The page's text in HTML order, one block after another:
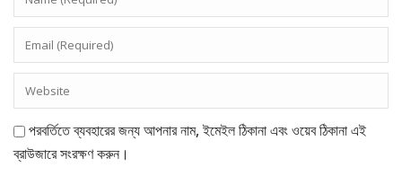
পরবর্তিতে ব্যবহারের জন্য আপনার নাম, ইমেইল ঠিকানা এবং ওয়েব ঠিকানা এই
ব্রাউজারে সংরক্ষণ করুন।